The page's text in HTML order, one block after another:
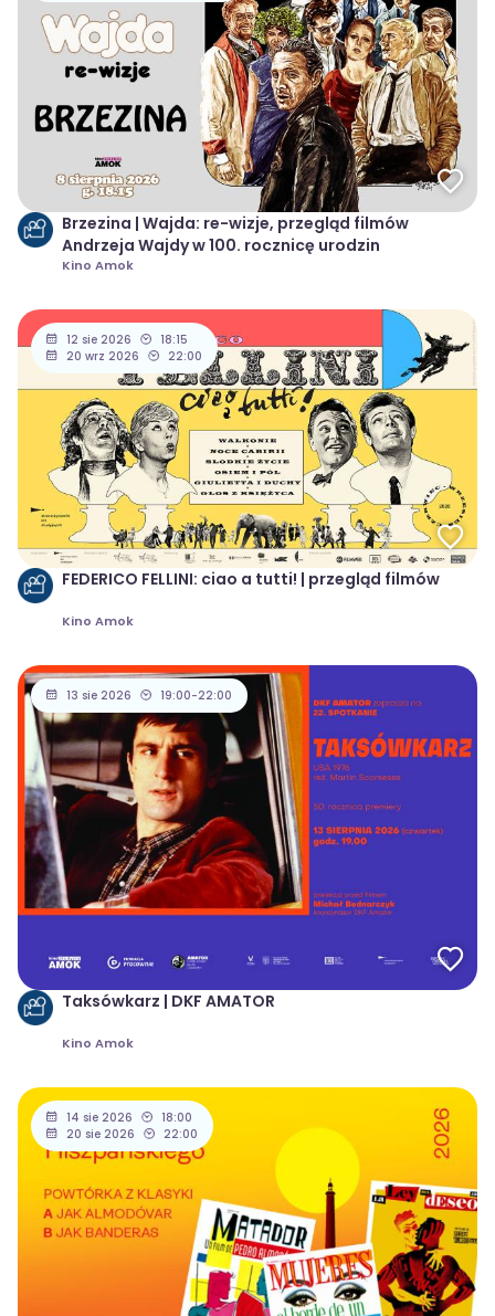
Brzezina | Wajda: re-wizje, przegląd filmów
Andrzeja Wajdy w 100. rocznicę urodzin
Kino Amok
12 sie 2026
18:15
20 wrz 2026
22:00
FEDERICO FELLINI: ciao a tutti! | przegląd filmów
Kino Amok
13 sie 2026 19:00-22:00
Taksówkarz | DKF AMATOR
Kino Amok
14 sie 2026
18:00
20 sie 2026
22:00